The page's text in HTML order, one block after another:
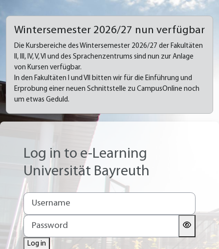
Wintersemester 2026/27 nun verfügbar
Die Kursbereiche des Wintersemester 2026/27 der Fakultäten
II, III, IV, V, VI und des Sprachenzentrums sind nun zur Anlage
von Kursen verfügbar.
In den Fakultäten I und VII bitten wir für die Einführung und
Erprobung einer neuen Schnittstelle zu CampusOnline noch
um etwas Geduld.
Log in to e-Learning
Universität Bayreuth
Username
Password
Log in